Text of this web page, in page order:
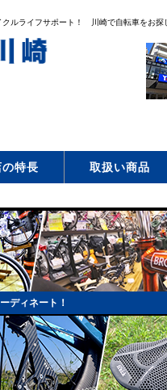
クルライフサポート！ 川崎で自転車をお
の特長 取扱い商品
ディネート！